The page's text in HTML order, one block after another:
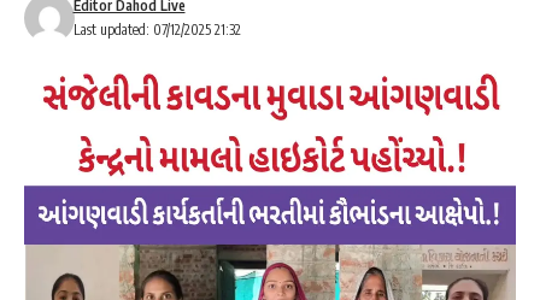
Last updated: 07/12/2025 21:32
Editor Dahod Live